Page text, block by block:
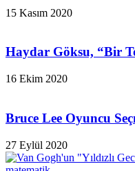
15 Kasım 2020
Haydar Göksu, “Bir
16 Ekim 2020
Bruce Lee Oyuncu
27 Eylül 2020